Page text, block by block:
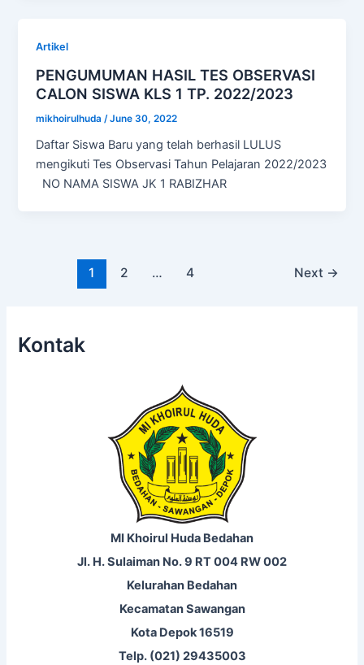
Artikel
PENGUMUMAN HASIL TES OBSERVASI
CALON SISWA KLS 1 TP. 2022/2023
mikhoirulhuda /June 30, 2022
Daftar Siswa Baru yang telah berhasil LULUS
mengikuti Tes Observasi Tahun Pelajaran 2022/2023
NO NAMA SISWA JK 1 RABIZHAR
1 2 … 4 Next →
Kontak
MI Khoirul Huda Bedahan
Jl. H. Sulaiman No. 9 RT 004 RW 002
Kelurahan Bedahan
Kecamatan Sawangan
Kota Depok 16519
Telp. (021) 29435003